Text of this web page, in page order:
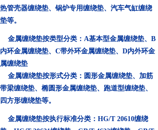
热管壳器缠绕垫、锅炉专用缠绕垫、汽车气缸缠绕
垫等。
金属缠绕垫按类型分类：A基本型金属缠绕垫、B
内环金属缠绕垫、C带外环金属缠绕垫、D内外环金
属缠绕垫
金属缠绕垫按形式分类：圆形金属缠绕垫、加筋
带梁缠绕垫、椭圆形金属缠绕垫、跑道型缠绕垫、
四方形缠绕垫等。
金属缠绕垫按执行标准分类：HG/T 20610缠绕